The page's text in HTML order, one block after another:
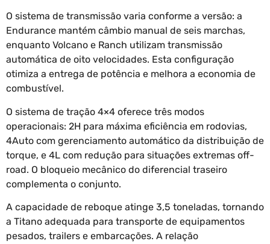
O sistema de transmissão varia conforme a versão: a
Endurance mantém câmbio manual de seis marchas,
enquanto Volcano e Ranch utilizam transmissão
automática de oito velocidades. Esta configuração
otimiza a entrega de potência e melhora a economia de
combustível.
O sistema de tração 4×4 oferece três modos
operacionais: 2H para máxima eficiência em rodovias,
4Auto com gerenciamento automático da distribuição de
torque, e 4L com redução para situações extremas off-
road. O bloqueio mecânico do diferencial traseiro
complementa o conjunto.
A capacidade de reboque atinge 3,5 toneladas, tornando
a Titano adequada para transporte de equipamentos
pesados, trailers e embarcações. A relação